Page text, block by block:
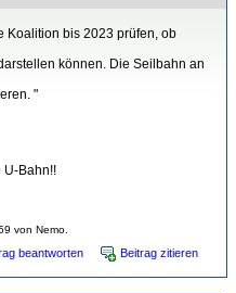
Koalition bis 2023 prüfen, ob
können. Die Seilbahn an
"
U-Bahn!!
von Nemo.
beantworten Beitrag zitieren